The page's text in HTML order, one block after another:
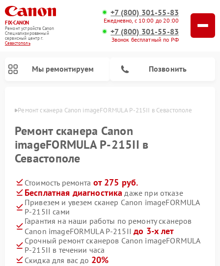
FIX-CANON
Ремонт устройств Canon
Специализированный
cервисный центр г.
Севастополь
+7 (800) 301-55-83
Ежедневно, с 10:00 до 20:00
+7 (800) 301-55-83
Звонок бесплатный по РФ
Мы ремонтируем Позвонить
Ремонт сканера Canon imageFORMULA P‑215II в Севастополе
Ремонт сканера Canon
imageFORMULA P‑215II в
Севастополе
Стоимость ремонта от 275 руб.
Бесплатная диагностика даже при отказе
Привезем и увезем сканер Canon imageFORMULA
P‑215II сами
Гарантия на наши работы по ремонту сканеров
Canon imageFORMULA P‑215IIдо 3-х лет
Срочный ремонт сканеров Canon imageFORMULA
P‑215II в течении часа
Скидка для вас до 20%